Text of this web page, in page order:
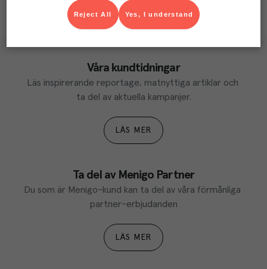
Våra kundtidningar
Läs inspirerande reportage, matnyttiga artiklar och
ta del av aktuella kampanjer.
LÄS MER
Ta del av Menigo Partner
Du som är Menigo-kund kan ta del av våra förmånliga
partner-erbjudanden
LÄS MER
Yes, I understand
Reject All